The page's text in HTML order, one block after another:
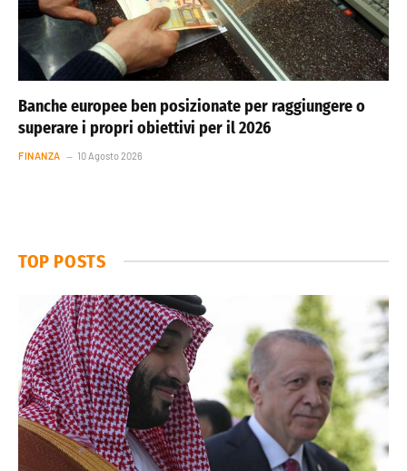
Banche europee ben posizionate per raggiungere o
superare i propri obiettivi per il 2026
FINANZA 10 Agosto 2026
TOP POSTS